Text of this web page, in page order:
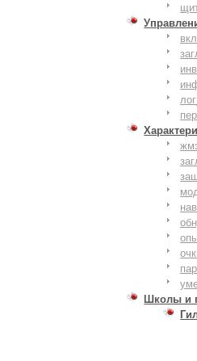
Школы и